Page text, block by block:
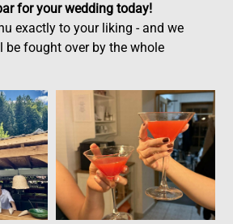
for your wedding today!
exactly to your liking - and we
be fought over by the whole